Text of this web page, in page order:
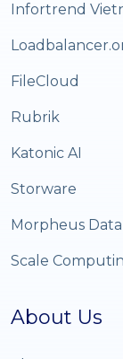
Infortrend
FileCloud
Rubrik
Katonic AI
Storware
Morpheus Data
Scale
About Us